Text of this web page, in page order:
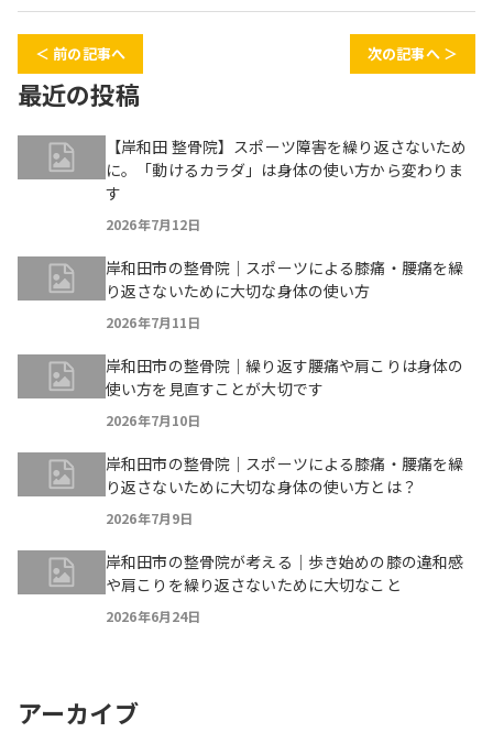
＜ 前の記事へ 次の記事へ ＞
最近の投稿
【岸和田 整骨院】スポーツ障害を繰り返さないため
に。「動けるカラダ」は身体の使い方から変わりま
す
2026年7月12日
岸和田市の整骨院｜スポーツによる膝痛・腰痛を繰
り返さないために大切な身体の使い方
2026年7月11日
岸和田市の整骨院｜繰り返す腰痛や肩こりは身体の
使い方を見直すことが大切です
2026年7月10日
岸和田市の整骨院｜スポーツによる膝痛・腰痛を繰
り返さないために大切な身体の使い方とは？
2026年7月9日
岸和田市の整骨院が考える｜歩き始めの膝の違和感
や肩こりを繰り返さないために大切なこと
2026年6月24日
アーカイブ